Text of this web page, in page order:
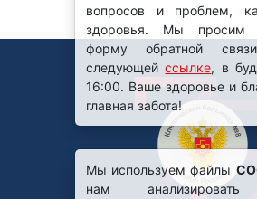
вопросов и проблем,
здоровья. Мы просим
форму обратной
следующейссылке, в
16:00. Ваше здоровье и
главная забота!
Мы используем файлы
нам анализировать